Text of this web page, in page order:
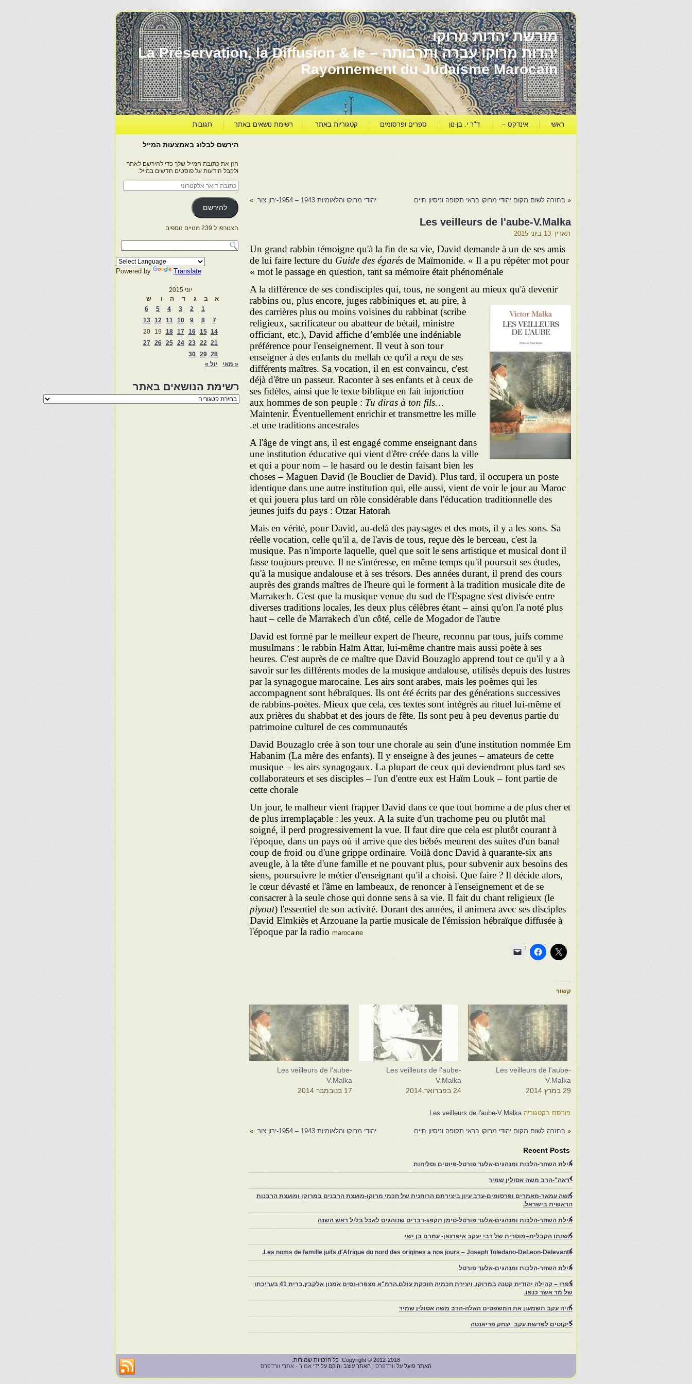
מורשת יהדות מרוקו
יהדות מרוקו עברה ותרבותה – La Préservation, la Diffusion & le
Rayonnement du Judaïsme Marocain
ראשי אינדקס – ד"ר י. בן-נון ספרים ופרסומים קטגוריות באתר רשימת נושאים באתר תגובות
« בחזרה לשום מקום יהודי מרוקו בראי תקופה וניסיון חיים יהודי מרוקו והלאומיות 1943 – 1954-ירון צור. »
Les veilleurs de l'aube-V.Malka
תאריך 13 ביוני 2015
Un grand rabbin témoigne qu'à la fin de sa vie, David demande à un de ses amis
de lui faire lecture du Guide des égarés de Maïmonide. « Il a pu répéter mot pour
mot le passage en question, tant sa mémoire était phéno­ménale »
A la différence de ses condisciples qui, tous, ne songent au mieux qu'à devenir
rabbins ou, plus encore, juges rabbiniques et, au pire, à
des carrières plus ou moins voi­sines du rabbinat (scribe
religieux, sacrificateur ou abatteur de bétail, ministre
officiant, etc.), David affiche d’emblée une indéniable
préférence pour l'enseignement. Il veut à son tour
enseigner à des enfants du mellah ce qu'il a reçu de ses
différents maîtres. Sa vocation, il en est convaincu, c'est
déjà d'être un passeur. Raconter à ses enfants et à ceux de
ses fidèles, ainsi que le texte biblique en fait injonction
aux hommes de son peuple : Tu diras à ton fils…
Maintenir. Éventuellement enrichir et trans­mettre les mille
et une traditions ancestrales.
A l'âge de vingt ans, il est engagé comme enseignant dans
une institution éducative qui vient d'être créée dans la ville
et qui a pour nom – le hasard ou le destin faisant bien les
choses – Maguen David (le Bouclier de David). Plus tard, il occupera un poste
identique dans une autre institution qui, elle aussi, vient de voir le jour au Maroc
et qui jouera plus tard un rôle considérable dans l'éducation traditionnelle des
jeunes juifs du pays : Otzar Hatorah
Mais en vérité, pour David, au-delà des paysages et des mots, il y a les sons. Sa
réelle vocation, celle qu'il a, de l'avis de tous, reçue dès le berceau, c'est la
musique. Pas n'importe laquelle, quel que soit le sens artistique et musi­cal dont il
fasse toujours preuve. Il ne s'intéresse, en même temps qu'il poursuit ses études,
qu'à la musique andalouse et à ses trésors. Des années durant, il prend des cours
auprès des grands maîtres de l'heure qui le forment à la tradition musicale dite de
Marrakech. C'est que la musique venue du sud de l'Espagne s'est divisée entre
diverses traditions locales, les deux plus célèbres étant – ainsi qu'on l'a noté plus
haut – celle de Marrakech d'un côté, celle de Mogador de l'autre
David est formé par le meilleur expert de l'heure, reconnu par tous, juifs comme
musulmans : le rabbin Haïm Attar, lui-même chantre mais aussi poète à ses
heures. C'est auprès de ce maître que David Bouzaglo apprend tout ce qu'il y a à
savoir sur les différents modes de la musique andalouse, utilisés depuis des lustres
par la synagogue marocaine. Les airs sont arabes, mais les poèmes qui les
accompagnent sont hébraïques. Ils ont été écrits par des générations successives
de rabbins-poètes. Mieux que cela, ces textes sont intégrés au rituel lui-même et
aux prières du shabbat et des jours de fête. Ils sont peu à peu devenus partie du
patrimoine culturel de ces communautés
David Bouzaglo crée à son tour une chorale au sein d'une institution nommée Em
Habanim (La mère des enfants). Il y enseigne à des jeunes – amateurs de cette
musique – les airs synagogaux. La plupart de ceux qui deviendront plus tard ses
collaborateurs et ses disciples – l'un d'entre eux est Haïm Louk – font partie de
cette chorale
Un jour, le malheur vient frapper David dans ce que tout homme a de plus cher et
de plus irremplaçable : les yeux. A la suite d'un trachome peu ou plutôt mal
soigné, il perd progressivement la vue. Il faut dire que cela est plutôt courant à
l'époque, dans un pays où il arrive que des bébés meurent des suites d'un banal
coup de froid ou d'une grippe ordinaire. Voilà donc David à quarante-six ans
aveugle, à la tête d'une famille et ne pouvant plus, pour subvenir aux besoins des
siens, poursuivre le métier d'enseignant qu'il a choisi. Que faire ? Il décide alors,
le cœur dévasté et l'âme en lambeaux, de renoncer à l'ensei­gnement et de se
consacrer à la seule chose qui donne sens à sa vie. Il fait du chant religieux (le
piyout) l'essentiel de son activité. Durant des années, il animera avec ses dis­ciples
David Elmkiès et Arzouane la partie musicale de l'émission hébraïque diffusée à
l'époque par la radio marocaine
קשור
Les veilleurs de l'aube-
V.Malka
29 במרץ 2014
Les veilleurs de l'aube-
V.Malka
24 בפברואר 2014
Les veilleurs de l'aube-
V.Malka
17 בנובמבר 2014
פורסם בקטגוריה Les veilleurs de l'aube-V.Malka
« בחזרה לשום מקום יהודי מרוקו בראי תקופה וניסיון חיים יהודי מרוקו והלאומיות 1943 – 1954-ירון צור. »
Recent Posts
אילת השחר-הלכות ומנהגים-אלעד פורטל-פיוטים וסליחות
"ראה"-הרב משה אסולין שמיר
משה עמאר-מאמרים ופרסומים-ערב עיון ביצירתם הרוחנית של חכמי מרוקו-מועצת הרבנים במרוקו ומועצת הרבנות
הראשית בישראל.
אילת השחר-הלכות ומנהגים-אלעד פורטל-סימן תקפג-דברים שנוהגים לאכל בליל ראש השנה
משנתו הקבלית–מוסרית של רבי יעקב איפרגאן- עמרם בן ישי
Les noms de famille juifs d'Afrique du nord des origines a nos jours – Joseph Toledano-DeLeon-Delevante.
אילת השחר-הלכות ומנהגים-אלעד פורטל
צפרו – קהילה יהודית קטנה במרוקו, ויצירת חכמיה חובקת עולם.הרמ"א מצפרו-נסים אמנון אלקבץ.ברית 41 בעריכתו
של מר אשר כנפו.
והיה עקב תשמעון את המשפטים האלה-הרב משה אסולין שמיר
ליקוטים לפרשת עקב יצחק פריאנטה
הירשם לבלוג באמצעות המייל
הזן את כתובת המייל שלך כדי להירשם לאתר
ולקבל הודעות על פוסטים חדשים במייל.
כתובת
דואר
אלקטרוני
להירשם
הצטרפו ל 239 מנויים נוספים
Powered by Translate
יוני 2015
א
ב ג ד ה ו
ש
1
2
3
4
5
6
7
8
9
10
11
12
13
14
15
16
17
18
19
20
21
22
23
24
25
26
27
28
29
30
« מאי
יול »
רשימת הנושאים באתר
רשימת
הנושאים
Copyright © 2012-2018. כל הזכויות שמורות.
האתר פועל על וורדפרס | האתר עוצב והוקם על ידי אמיר - אתרי וורדפרס